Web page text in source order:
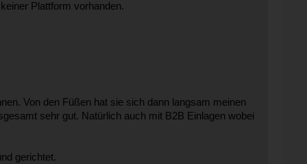
Plattform vorhanden.
Von den Füßen hat sie sich dann langsam meinen
sehr gut. Natürlich auch mit B2B Einlagen wobei
gerichtet.